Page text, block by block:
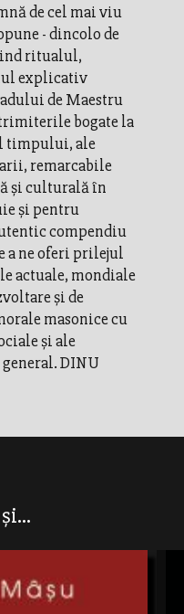
de cel mai viu
- dincolo de
ritualul,
explicativ
de Maestru
bogate la
timpului, ale
remarcabile
şi culturală în
şi pentru
compendiu
a ne oferi prilejul
actuale, mondiale
şi de
masonice cu
şi ale
DINU